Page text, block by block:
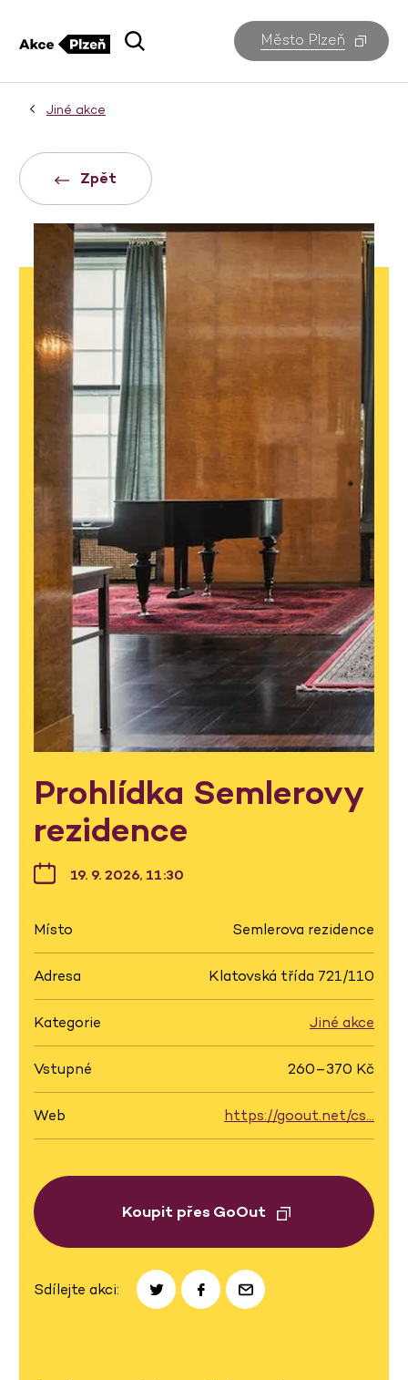
Město Plzeň
Jiné akce
Zpět
Prohlídka Semlerovy
rezidence
19. 9. 2026, 11:30
Místo Semlerova rezidence
Adresa Klatovská třída 721/110
Kategorie Jiné akce
Vstupné 260–370 Kč
Web https://goout.net/cs…
Koupit přes GoOut
Sdílejte akci: